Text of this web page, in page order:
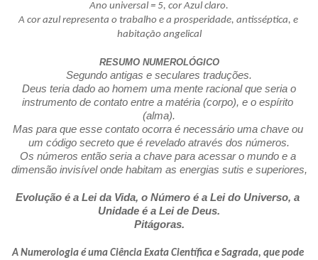
Ano universal = 5, cor Azul claro.
A cor azul representa o trabalho e a prosperidade, antisséptica, e
habitação angelical
RESUMO NUMEROLÓGICO
Segundo antigas e seculares traduções.
Deus teria dado ao homem uma mente racional que seria o
instrumento de contato entre a matéria (corpo), e o espírito
(alma).
Mas para que esse contato ocorra é necessário uma chave ou
um código secreto que é revelado através dos números.
Os números então seria a chave para acessar o mundo e a
dimensão invisível onde habitam as energias sutis e superiores,
Evolução é a Lei da Vida, o Número é a Lei do Universo, a
Unidade é a Lei de Deus.
Pitágoras.
A Numerologia é uma Ciência Exata Científica e Sagrada, que pode